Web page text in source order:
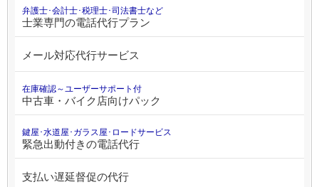
弁護士･会計士･税理士･司法書士など
士業専門の電話代行プラン
メール対応代行サービス
在庫確認～ユーザーサポート付
中古車・バイク店向けパック
鍵屋･水道屋･ガラス屋･ロードサービス
緊急出動付きの電話代行
支払い遅延督促の代行